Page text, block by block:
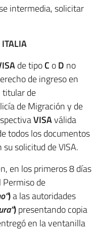
intermedia, solicitar
ITALIA
de tipoC oD no
de ingreso en
titular de
de Migración y de
VISAválida
todos los documentos
solicitud de VISA.
en los primeros 8 días
Permiso de
)a las autoridades
)presentando copia
en la ventanilla